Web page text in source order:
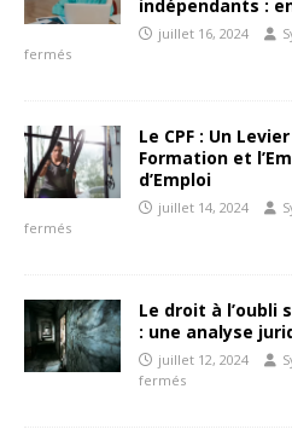
indépendants :
juillet 16, 2024
fermés
Le CPF : Un
Formation et
d’Emploi
juillet 14, 2024
fermés
Le droit à
: une analyse
juillet 12, 2024
fermés